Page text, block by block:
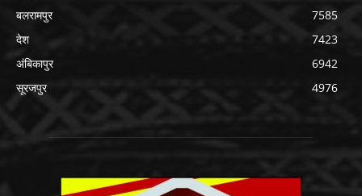
बलरामपुर
7585
देश
7423
अंबिकापुर
6942
सूरजपुर
4976